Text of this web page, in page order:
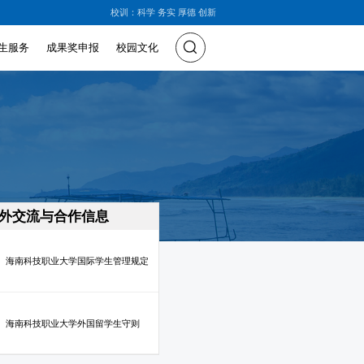
校训：科学 务实 厚德 创新
服务 成果奖申报 校园文化
交流与合作信息
海南科技职业大学国际学生管理规定
海南科技职业大学外国留学生守则